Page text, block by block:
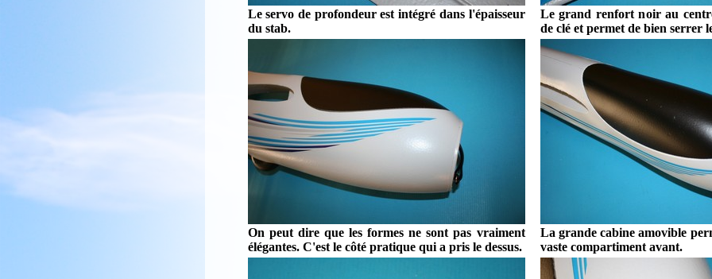
Le servo de profondeur est intégré dans l'épaisseur
du stab.
Le grand renfort noir au
de clé et permet de bien serrer
On peut dire que les formes ne sont pas vraiment
élégantes. C'est le côté pratique qui a pris le dessus.
La grande cabine amovible
vaste compartiment avant.